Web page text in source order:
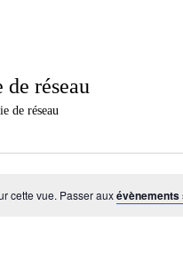
réseau
de réseau
cette vue. Passer aux